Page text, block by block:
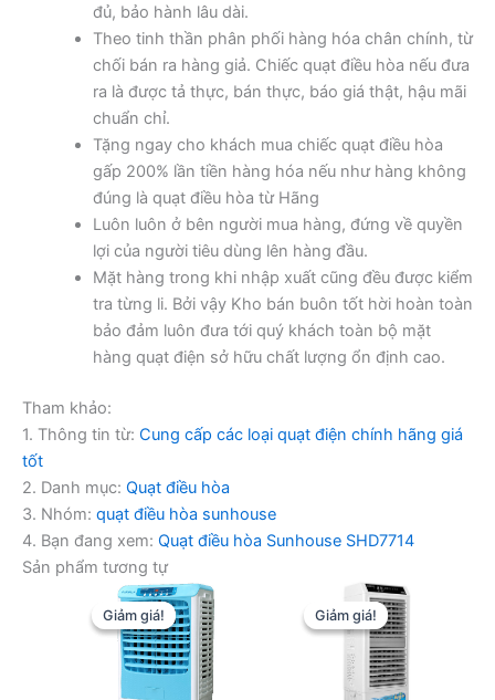
đủ, bảo hành lâu dài.
Theo tinh thần phân phối hàng hóa chân chính, từ
chối bán ra hàng giả. Chiếc quạt điều hòa nếu đưa
ra là được tả thực, bán thực, báo giá thật, hậu mãi
chuẩn chỉ.
Tặng ngay cho khách mua chiếc quạt điều hòa
gấp 200% lần tiền hàng hóa nếu như hàng không
đúng là quạt điều hòa từ Hãng
Luôn luôn ở bên người mua hàng, đứng về quyền
lợi của người tiêu dùng lên hàng đầu.
Mặt hàng trong khi nhập xuất cũng đều được kiểm
tra từng li. Bởi vậy Kho bán buôn tốt hời hoàn toàn
bảo đảm luôn đưa tới quý khách toàn bộ mặt
hàng quạt điện sở hữu chất lượng ổn định cao.
Tham khảo:
1. Thông tin từ: Cung cấp các loại quạt điện chính hãng giá
tốt
2. Danh mục: Quạt điều hòa
3. Nhóm: quạt điều hòa sunhouse
4. Bạn đang xem: Quạt điều hòa Sunhouse SHD7714
Sản phẩm tương tự
Giảm giá!
Giảm giá! Giảm giá!
Giảm giá!